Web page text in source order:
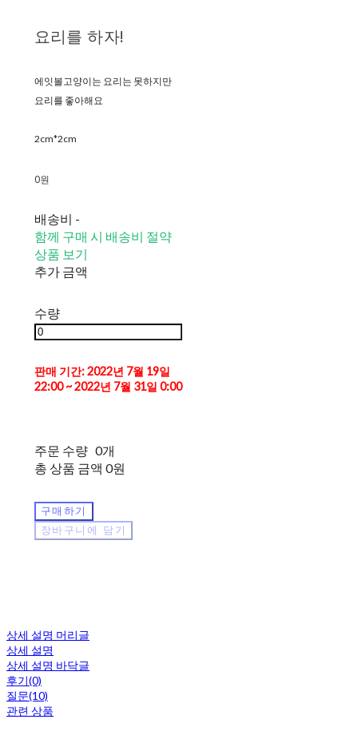
요리를 하자!
에잇볼고양이는 요리는 못하지만
요리를 좋아해요
2cm*2cm
0원
배송비 -
함께 구매 시 배송비 절약
상품 보기
추가 금액
수량
판매 기간: 2022년 7월 19일
22:00 ~ 2022년 7월 31일 0:00
주문 수량 0개
총 상품 금액 0원
구매하기
장바구니에 담기
상세 설명 머리글
상세 설명
상세 설명 바닥글
후기(0)
질문(10)
관련 상품